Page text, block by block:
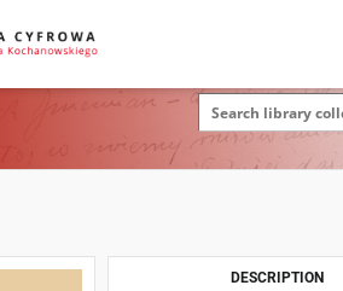
DESCRIPTION